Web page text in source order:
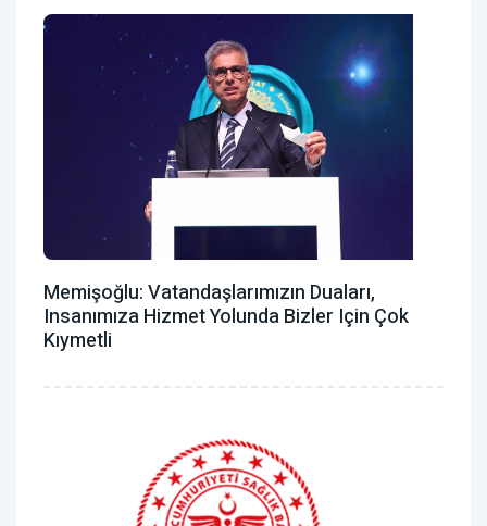
Memişoğlu: Vatandaşlarımızın Duaları,
Insanımıza Hizmet Yolunda Bizler Için Çok
Kıymetli